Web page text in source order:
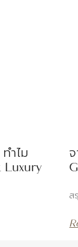
ำไม
Luxury
ส